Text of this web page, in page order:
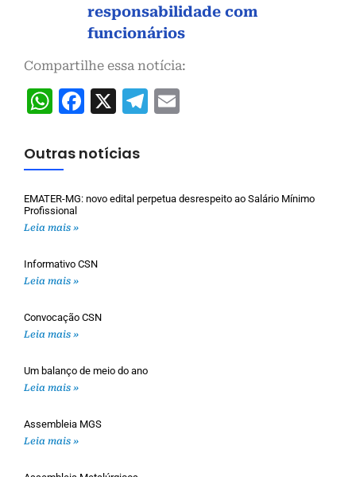
responsabilidade com
funcionários
Compartilhe essa notícia:
WhatsApp
Facebook
X Telegram
Outras notícias
EMATER-MG: novo edital perpetua desrespeito ao Salário Mínimo
Profissional
Leia mais »
Informativo CSN
Leia mais »
Convocação CSN
Leia mais »
Um balanço de meio do ano
Leia mais »
Assembleia MGS
Leia mais »